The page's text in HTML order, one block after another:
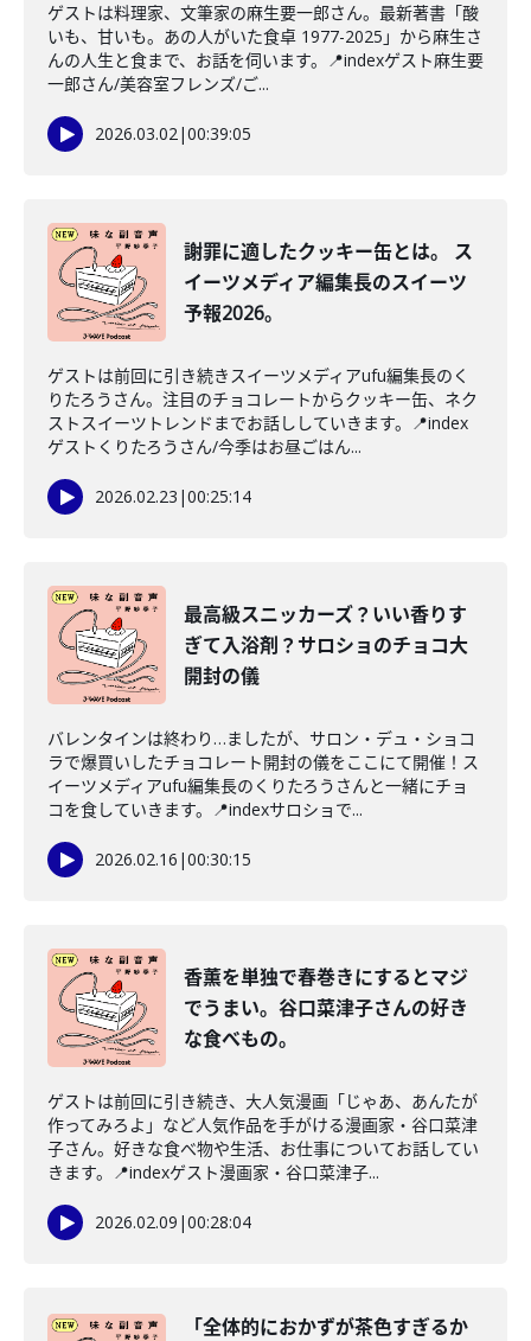
ゲストは料理家、文筆家の麻生要一郎さん。最新著書「酸
いも、甘いも。あの人がいた食卓 1977-2025」から麻生さ
んの人生と食まで、お話を伺います。📍indexゲスト麻生要
一郎さん/美容室フレンズ/ご...
2026.03.02|00:39:05
謝罪に適したクッキー缶とは。 ス
イーツメディア編集長のスイーツ
予報2026。
ゲストは前回に引き続きスイーツメディアufu編集長のく
りたろうさん。注目のチョコレートからクッキー缶、ネク
ストスイーツトレンドまでお話ししていきます。📍index
ゲストくりたろうさん/今季はお昼ごはん...
2026.02.23 |00:25:14
最高級スニッカーズ？いい香りす
ぎて入浴剤？サロショのチョコ大
開封の儀
バレンタインは終わり…ましたが、サロン・デュ・ショコ
ラで爆買いしたチョコレート開封の儀をここにて開催！ス
イーツメディアufu編集長のくりたろうさんと一緒にチョ
コを食していきます。📍indexサロショで...
2026.02.16 |00:30:15
香薫を単独で春巻きにするとマジ
でうまい。谷口菜津子さんの好き
な食べもの。
ゲストは前回に引き続き、大人気漫画「じゃあ、あんたが
作ってみろよ」など人気作品を手がける漫画家・谷口菜津
子さん。好きな食べ物や生活、お仕事についてお話してい
きます。📍indexゲスト漫画家・谷口菜津子...
2026.02.09 |00:28:04
「全体的におかずが茶色すぎるか